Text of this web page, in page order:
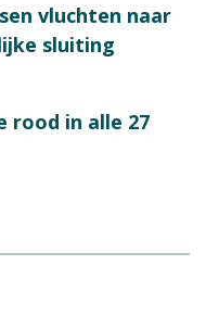
vluchten naar
sluiting
rood in alle 27